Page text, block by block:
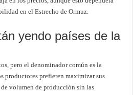
en el Estrecho de Ormuz.
yendo países de la
pero el denominador común es la
productores prefieren maximizar sus
volumen de producción sin las